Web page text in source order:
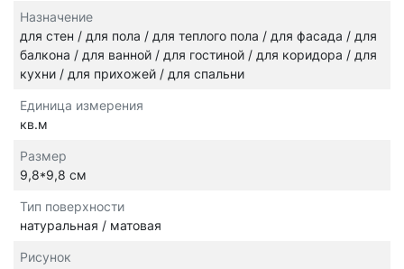
Назначение
для стен / для пола / для теплого пола / для фасада / для
балкона / для ванной / для гостиной / для коридора / для
кухни / для прихожей / для спальни
Единица измерения
кв.м
Размер
9,8*9,8 см
Тип поверхности
натуральная / матовая
Рисунок